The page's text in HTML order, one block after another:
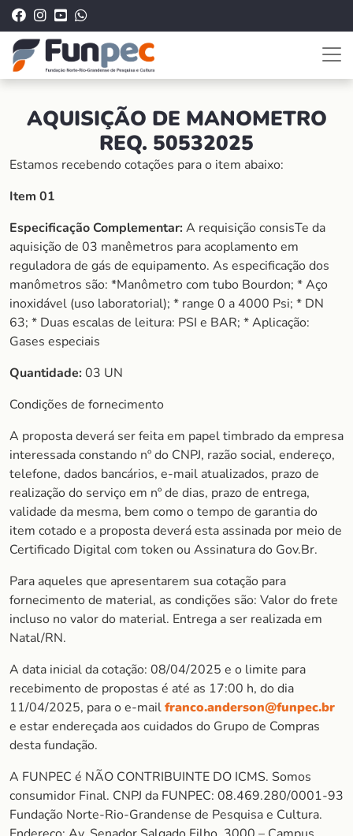
AQUISIÇÃO DE MANOMETRO
REQ. 50532025
Estamos recebendo cotações para o item abaixo:
Item 01
Especificação Complementar:A requisição consisTe da
aquisição de 03 manêmetros para acoplamento em
reguladora de gás de equipamento. As especificação dos
manômetros são: *Manômetro com tubo Bourdon; * Aço
inoxidável (uso laboratorial); * range 0 a 4000 Psi; * DN
63; * Duas escalas de leitura: PSI e BAR; * Aplicação:
Gases especiais
Quantidade:03 UN
Condições de fornecimento
A proposta deverá ser feita em papel timbrado da empresa
interessada constando nº do CNPJ, razão social, endereço,
telefone, dados bancários, e-mail atualizados, prazo de
realização do serviço em nº de dias, prazo de entrega,
validade da mesma, bem como o tempo de garantia do
item cotado e a proposta deverá esta assinada por meio de
Certificado Digital com token ou Assinatura do Gov.Br.
Para aqueles que apresentarem sua cotação para
fornecimento de material, as condições são: Valor do frete
incluso no valor do material. Entrega a ser realizada em
Natal/RN.
A data inicial da cotação: 08/04/2025 e o limite para
recebimento de propostas é até as 17:00 h, do dia
11/04/2025, para o e-mailfranco.anderson@funpec.br
e estar endereçada aos cuidados do Grupo de Compras
desta fundação.
A FUNPEC é NÃO CONTRIBUINTE DO ICMS. Somos
consumidor Final. CNPJ da FUNPEC: 08.469.280/0001-93
Fundação Norte-Rio-Grandense de Pesquisa e Cultura.